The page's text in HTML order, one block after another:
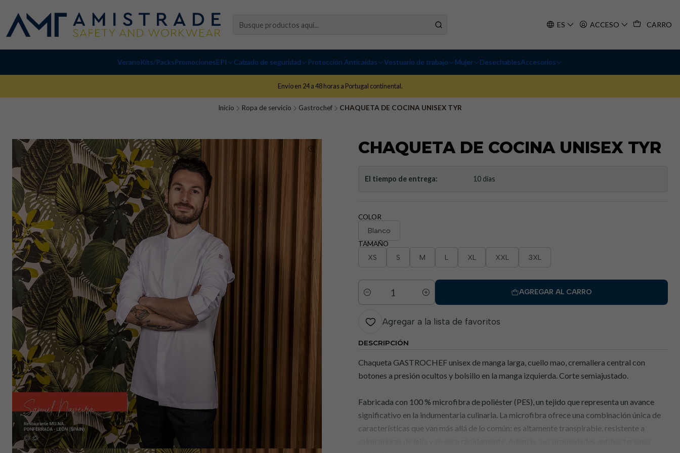
ES ACCESO CARRO
VeranoKits/PacksPromocionesEPI Calzado de seguridad Protección Anticaídas Vestuario de trabajo Mujer DesechablesAccesorios
Envío en 24 a 48 horas a Portugal continental.
Inicio Ropa de servicio Gastrochef CHAQUETA DE COCINA UNISEX TYR
CHAQUETA DE COCINA UNISEX TYR
El tiempo de entrega: 10 días
COLOR
Blanco
TAMAÑO
XS S M L XL XXL 3XL
Cantidad
AGREGAR AL CARRO
Agregar a la lista de favoritos
DESCRIPCIÓN
Chaqueta GASTROCHEF unisex de manga larga, cuello mao, cremallera central con
botones a presión ocultos y bolsillo en la manga izquierda. Corte semiajustado.
Fabricada con 100 % microfibra de poliéster (PES), un tejido que representa un avance
significativo en la indumentaria culinaria. La microfibra ofrece una combinación única de
características que van más allá de lo común: es altamente transpirable, resistente a